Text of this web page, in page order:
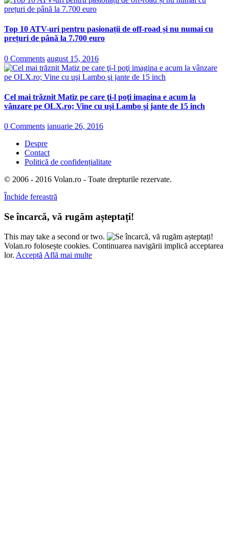
Top 10 ATV-uri pentru pasionații de off-road și nu numai cu
prețuri de până la 7.700 euro
0 Comments august 15, 2016
Cel mai trăznit Matiz pe care ţi-l poţi imagina e acum la
vânzare pe OLX.ro; Vine cu uşi Lambo şi jante de 15 inch
0 Comments ianuarie 26, 2016
Despre
Contact
Politică de confidențialitate
© 2006 - 2016 Volan.ro - Toate drepturile rezervate.
Închide fereastră
Se încarcă, vă rugăm așteptați!
This may take a second or two.
Volan.ro folosește cookies. Continuarea navigării implică acceptarea
lor. Acceptă Află mai multe